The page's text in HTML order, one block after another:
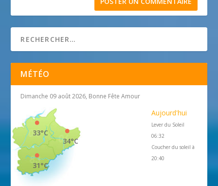
MÉTÉO
Dimanche 09 août 2026, Bonne Fête Amour
34°C
33°C
31°C
Aujourd'hui
Lever du Soleil
06:32
Coucher du soleil à
20:40